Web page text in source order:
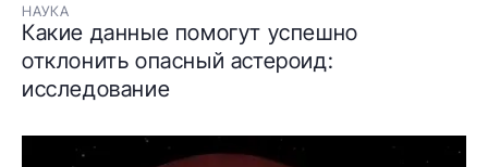
НАУКА
Какие данные помогут успешно
отклонить опасный астероид:
исследование